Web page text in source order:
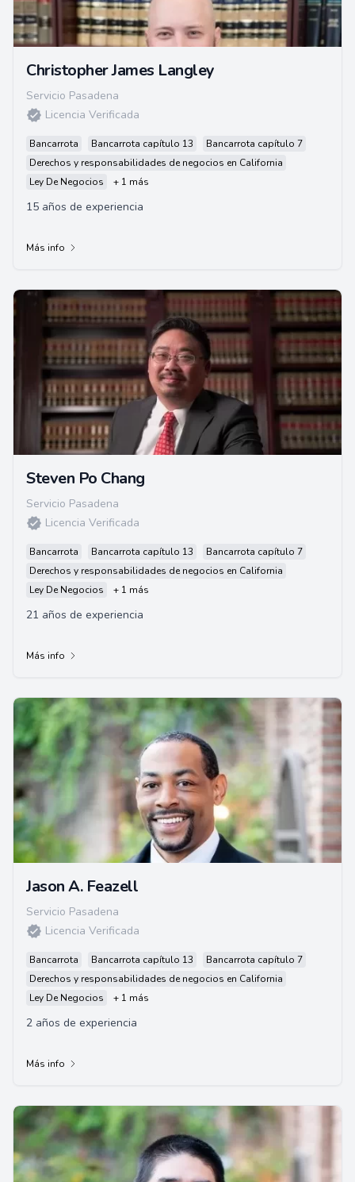
Christopher James Langley
Servicio Pasadena
Licencia Verificada
Bancarrota Bancarrota capítulo 13
Bancarrota capítulo 7
Derechos y responsabilidades de negocios en California
Ley De Negocios
+ 1 más
15 años de experiencia
Más info
Steven Po Chang
Servicio Pasadena
Licencia Verificada
Bancarrota Bancarrota capítulo 13
Bancarrota capítulo 7
Derechos y responsabilidades de negocios en California
Ley De Negocios
+ 1 más
21 años de experiencia
Más info
Jason A. Feazell
Servicio Pasadena
Licencia Verificada
Bancarrota Bancarrota capítulo 13
Bancarrota capítulo 7
Derechos y responsabilidades de negocios en California
Ley De Negocios
+ 1 más
2 años de experiencia
Más info